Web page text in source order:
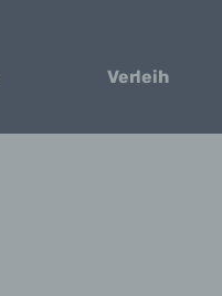
Verleih